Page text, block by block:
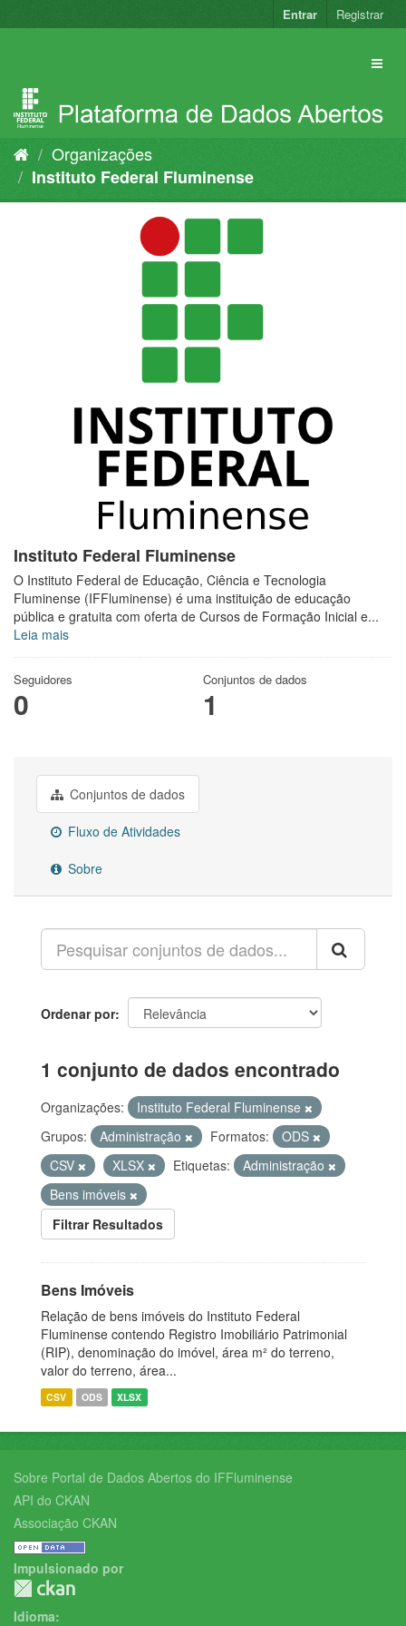
para
Entrar Registrar
Organizações
Instituto Federal Fluminense
Instituto Federal Fluminense
O Instituto Federal de Educação, Ciência e Tecnologia
Fluminense (IFFluminense) é uma instituição de educação
pública e gratuita com oferta de Cursos de Formação Inicial e...
Leia mais
Seguidores
0
Conjuntos de dados
1
Conjuntos de dados
Fluxo de Atividades
Sobre
Ordenar por
1 conjunto de dados encontrado
Organizações:
Instituto Federal Fluminense
Grupos:
Administração Formatos:
ODS
CSV
XLSX Etiquetas:
Administração
Bens imóveis
Filtrar Resultados
Bens Imóveis
Relação de bens imóveis do Instituto Federal
Fluminense contendo Registro Imobiliário Patrimonial
(RIP), denominação do imóvel, área m² do terreno,
valor do terreno, área...
CSV ODS XLSX
Sobre Portal de Dados Abertos do IFFluminense
API do CKAN
Associação CKAN
Impulsionado por
Idioma